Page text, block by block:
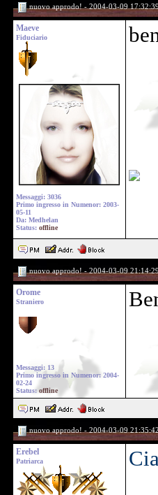
nuovo approdo! - 2004-03-09 17:32:39
Maeve
Fiduciario
Messaggi: 3036
Primo ingresso in Numenor: 2003-
05-11
Da: Medhelan
Status: offline
nuovo approdo! - 2004-03-09 21:14:29
Orome
Straniero
Messaggi: 13
Primo ingresso in Numenor: 2004-
02-24
Status: offline
nuovo approdo! - 2004-03-09 21:35:42
Erebel
Patriarca